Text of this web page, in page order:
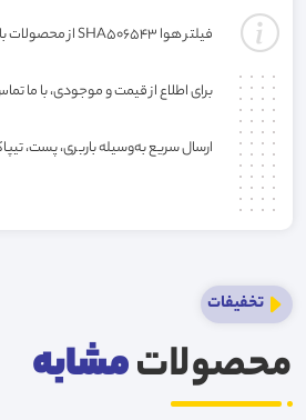
فیلتر هوا SHA506543 از محصولات باکیفیت فیلتر شکری است که با گارانتی ارائه می‌شود.همچنین این فیلتر از جمله فیلتر هایی است که با توجه به خواسته و نیاز شما عزیزان ساخته و عرضه میشود.
برای اطلاع از قیمت و موجودی، با ما
ارسال سریع به‌وسیله باربری، پست،
تخفیفات
محصولاتمشابه